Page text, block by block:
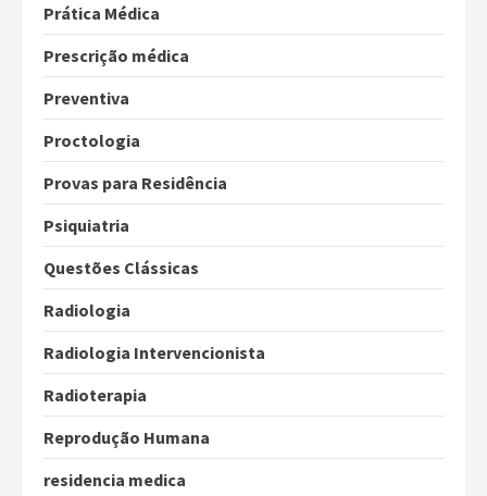
Prática Médica
Prescrição médica
Preventiva
Proctologia
Provas para Residência
Psiquiatria
Questões Clássicas
Radiologia
Radiologia Intervencionista
Radioterapia
Reprodução Humana
residencia medica